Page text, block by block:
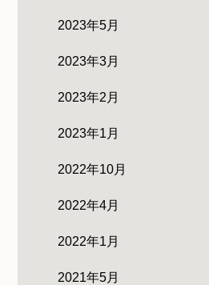
2023年5月
2023年3月
2023年2月
2023年1月
2022年10月
2022年4月
2022年1月
2021年5月